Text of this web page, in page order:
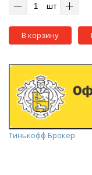
шт
В корзину
Тинькофф Брокер